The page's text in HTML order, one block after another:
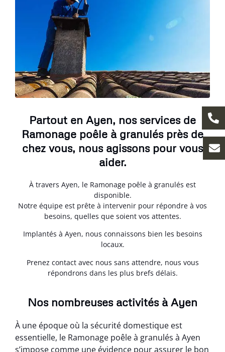
Partout en Ayen, nos services de
Ramonage poêle à granulés près de
chez vous, nous agissons pour vous
aider.
À travers Ayen, le Ramonage poêle à granulés est
disponible.
Notre équipe est prête à intervenir pour répondre à vos
besoins, quelles que soient vos attentes.
Implantés à Ayen, nous connaissons bien les besoins
locaux.
Prenez contact avec nous sans attendre, nous vous
répondrons dans les plus brefs délais.
Nos nombreuses activités à Ayen
À une époque où la sécurité domestique est
essentielle, le Ramonage poêle à granulés à Ayen
s’impose comme une évidence pour assurer le bon